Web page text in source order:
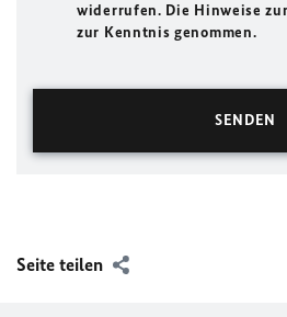
widerrufen. Die Hinweise
zur Kenntnis genommen.
Seite teilen